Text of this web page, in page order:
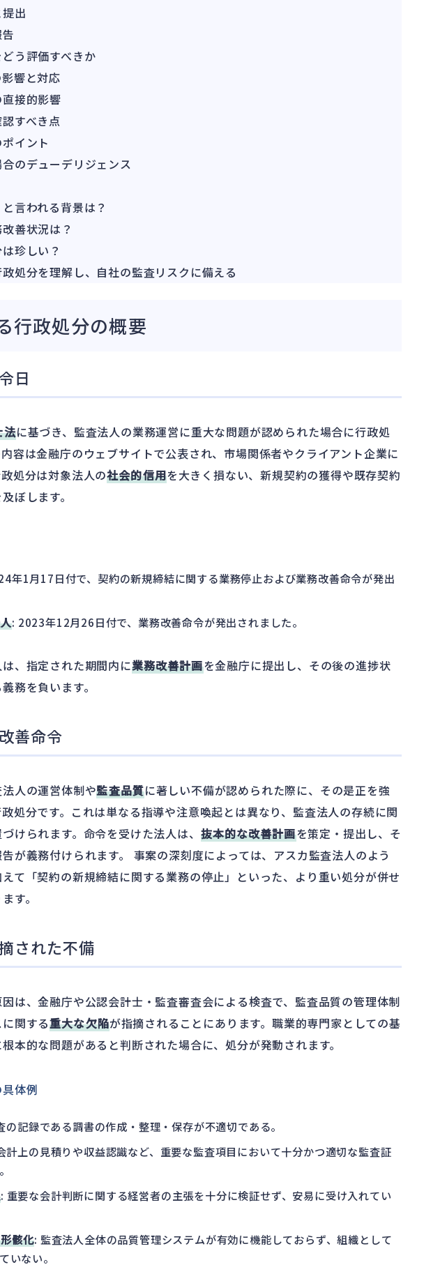
出
う評価すべきか
響と対応
接的影響
すべき点
イント
のデューデリジェンス
言われる背景は？
善状況は？
珍しい？
処分を理解し、自社の監査リスクに備える
行政処分の概要
日
法に基づき、監査法人の業務運営に重大な問題が認められた場合に行政処
容は金融庁のウェブサイトで公表され、市場関係者やクライアント企業に
処分は対象法人の社会的信用を大きく損ない、新規契約の獲得や既存契約
ぼします。
年1月17日付で、契約の新規締結に関する業務停止および業務改善命令が発出
: 2023年12月26日付で、業務改善命令が発出されました。
、指定された期間内に業務改善計画を金融庁に提出し、その後の進捗状
務を負います。
善命令
人の運営体制や監査品質に著しい不備が認められた際に、その是正を強
処分です。これは単なる指導や注意喚起とは異なり、監査法人の存続に関
けられます。命令を受けた法人は、 抜本的な改善計画を策定・提出し、そ
が義務付けられます。 事案の深刻度によっては、アスカ監査法人のよう
て「契約の新規締結に関する業務の停止」といった、より重い処分が併せ
す。
された不備
は、金融庁や公認会計士・監査審査会による検査で、監査品質の管理体制
関する重大な欠陥が指摘されることにあります。職業的専門家としての基
本的な問題があると判断された場合に、処分が発動されます。
体例
の記録である調書の作成・整理・保存が不適切である。
計上の見積りや収益認識など、重要な監査項目において十分かつ適切な監査証
: 重要な会計判断に関する経営者の主張を十分に検証せず、安易に受け入れてい
骸化: 監査法人全体の品質管理システムが有効に機能しておらず、組織として
いない。